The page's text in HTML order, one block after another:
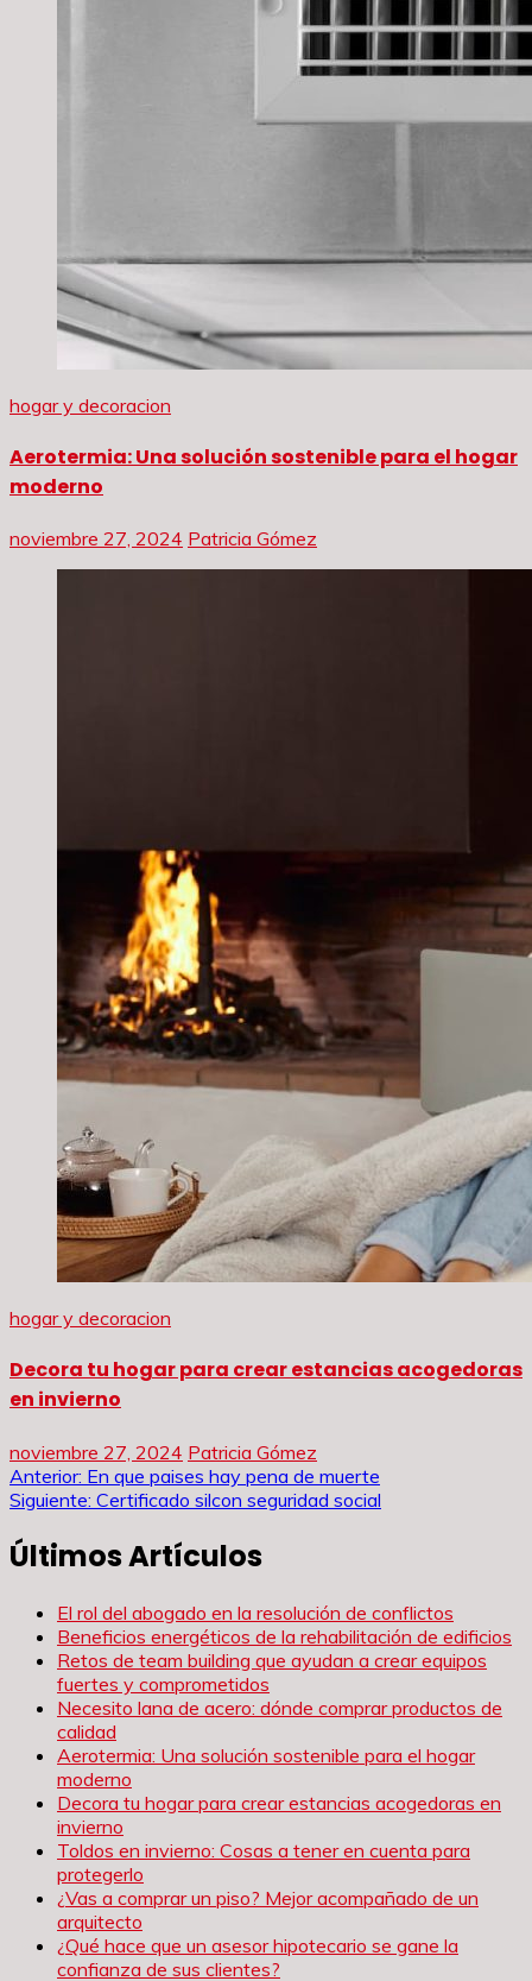
hogar y decoracion
Aerotermia: Una solución sostenible para el hogar
moderno
noviembre 27, 2024 Patricia Gómez
hogar y decoracion
Decora tu hogar para crear estancias acogedoras
en invierno
noviembre 27, 2024 Patricia Gómez
Navegación
entradas
Anterior: En que paises hay pena de muerte
Siguiente: Certificado silcon seguridad social
Últimos Artículos
El rol del abogado en la resolución de conflictos
Beneficios energéticos de la rehabilitación de edificios
Retos de team building que ayudan a crear equipos
fuertes y comprometidos
Necesito lana de acero: dónde comprar productos de
calidad
Aerotermia: Una solución sostenible para el hogar
moderno
Decora tu hogar para crear estancias acogedoras en
invierno
Toldos en invierno: Cosas a tener en cuenta para
protegerlo
¿Vas a comprar un piso? Mejor acompañado de un
arquitecto
¿Qué hace que un asesor hipotecario se gane la
confianza de sus clientes?